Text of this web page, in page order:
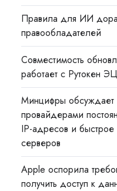
Правила для ИИ
правообладателей
Совместимость
работает с Рутокен
Минцифры обсуждает
провайдерами
IP-адресов и
серверов
Apple оспорила
получить доступ к